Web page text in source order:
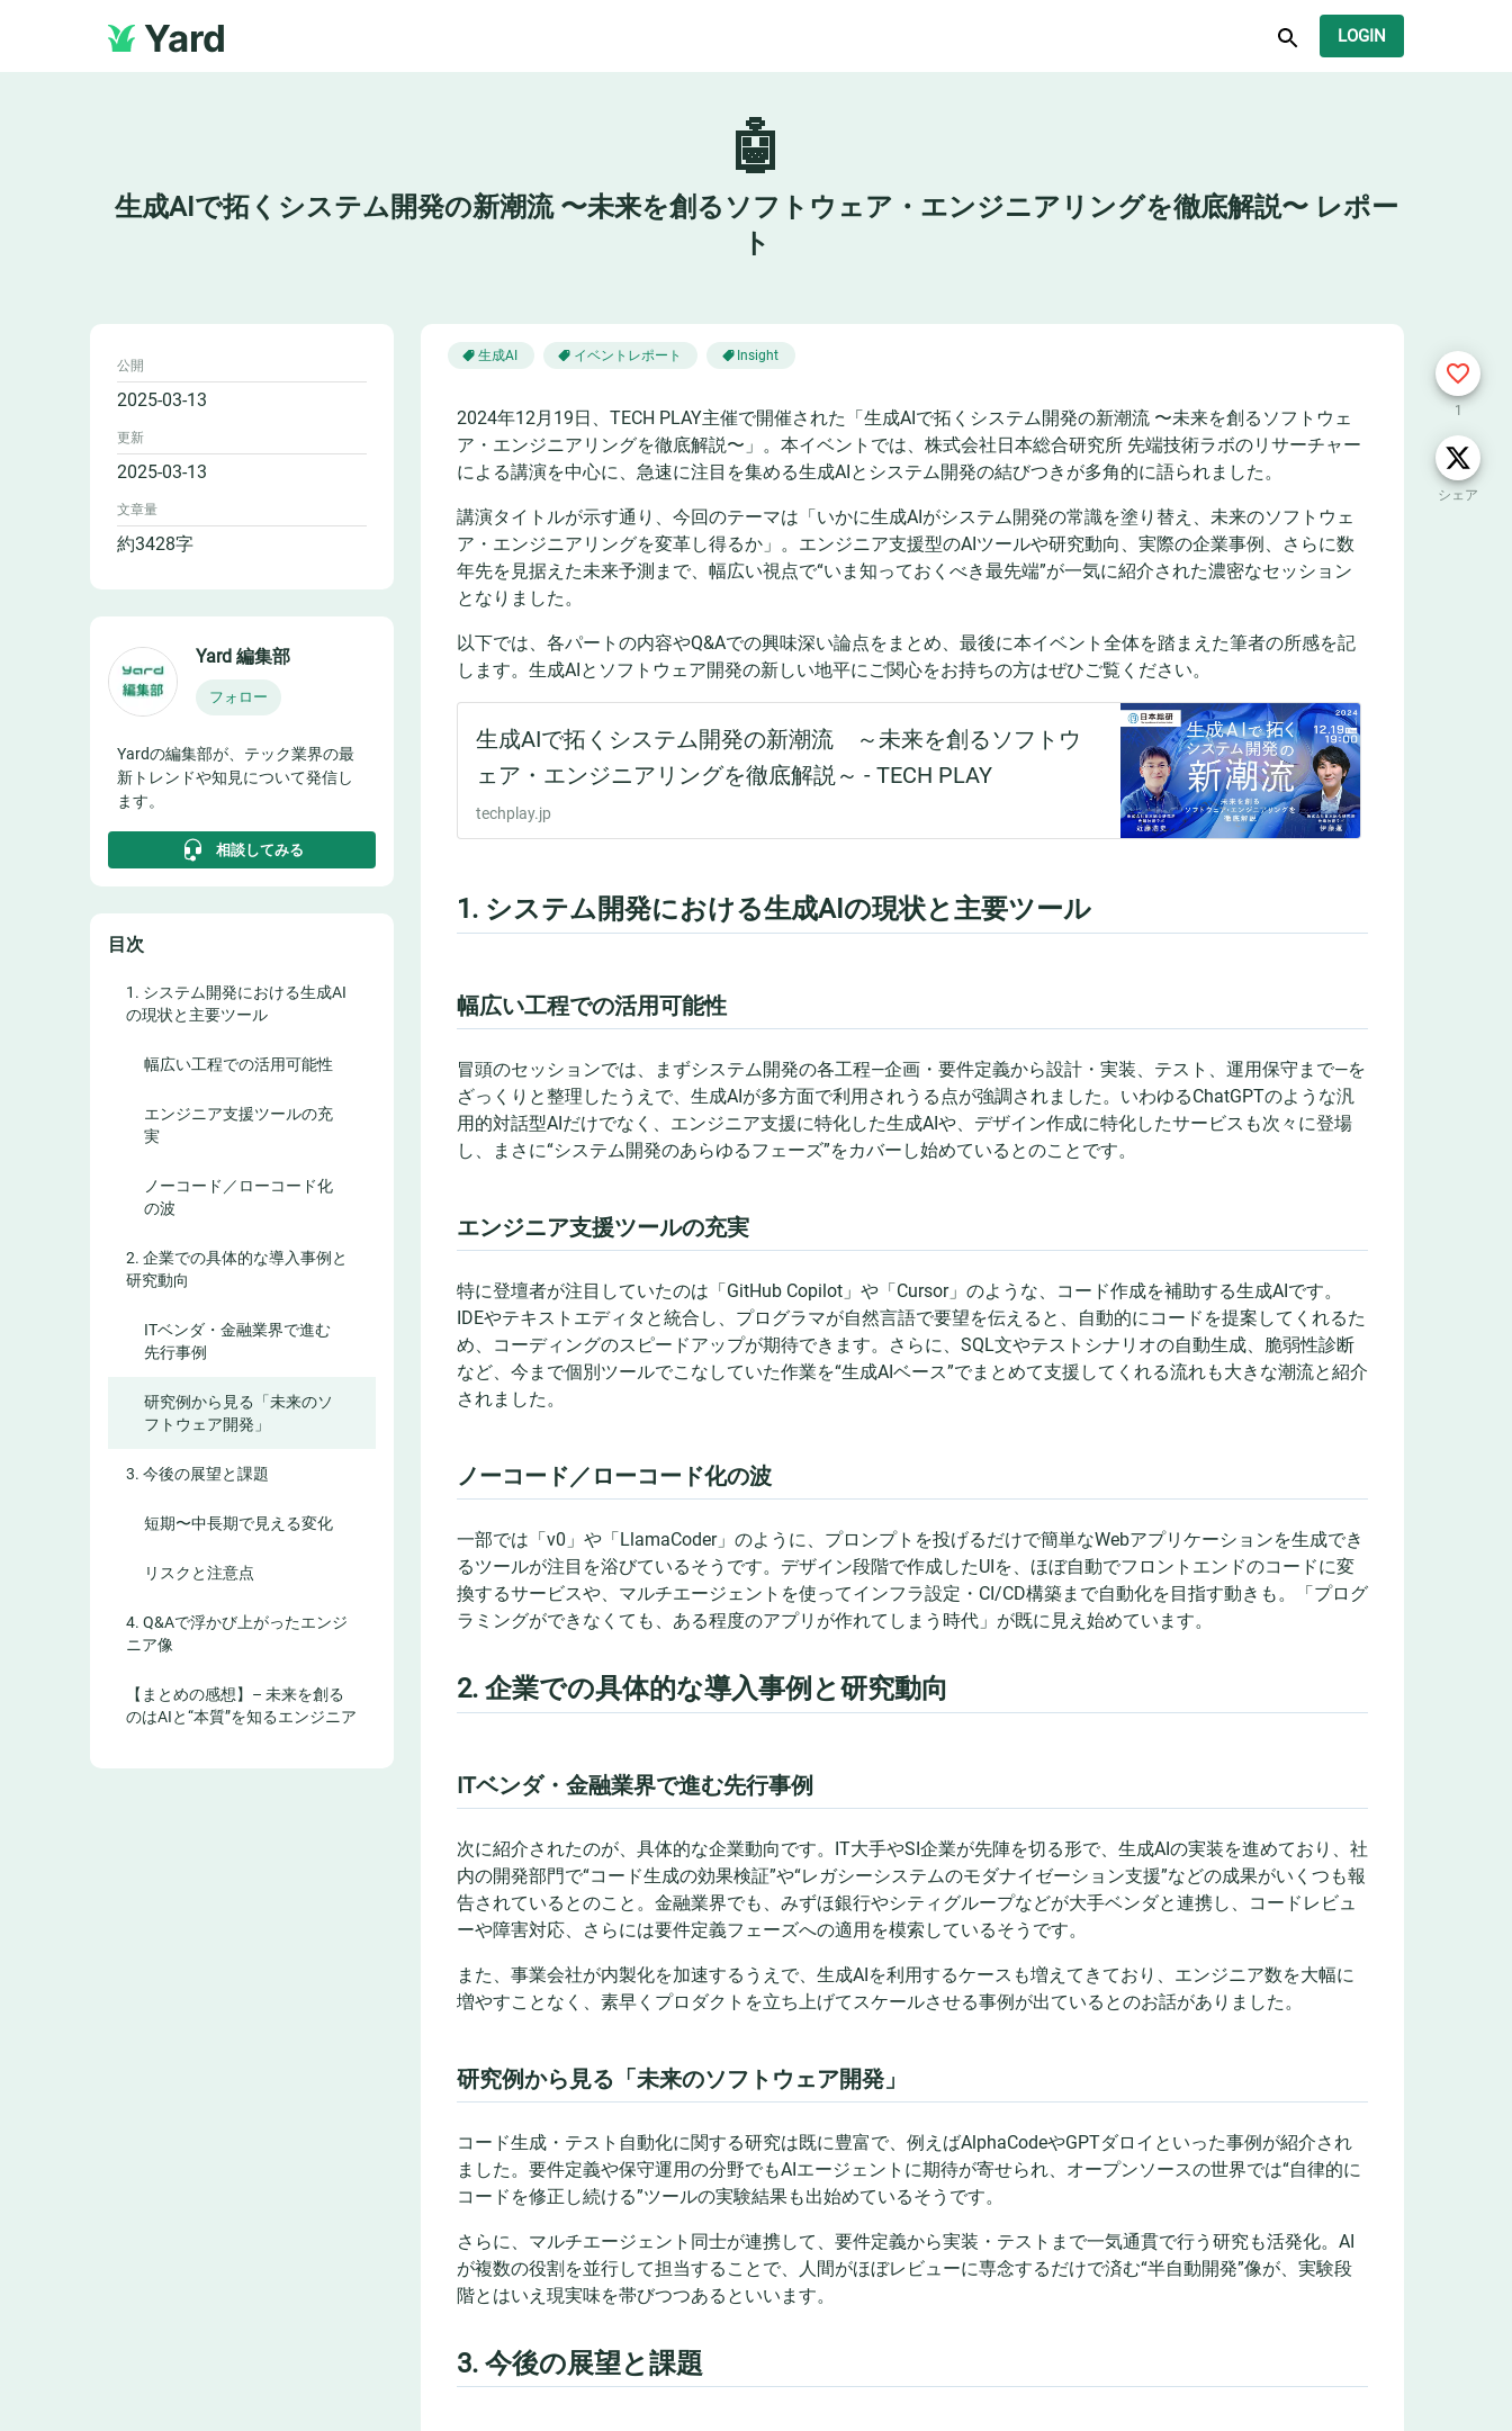
Yard LOGIN
🤖
生成AIで拓くシステム開発の新潮流 〜未来を創るソフトウェア・エンジニアリングを徹底解説〜 レポー
ト
公開
2025-03-13
更新
2025-03-13
文章量
約3428字
Yard 編集部
フォロー
Yardの編集部が、テック業界の最
新トレンドや知見について発信し
ます。
相談してみる
目次
1. システム開発における生成AI
の現状と主要ツール
幅広い工程での活用可能性
エンジニア支援ツールの充
実
ノーコード／ローコード化
の波
2. 企業での具体的な導入事例と
研究動向
ITベンダ・金融業界で進む
先行事例
研究例から見る「未来のソ
フトウェア開発」
3. 今後の展望と課題
短期〜中長期で見える変化
リスクと注意点
4. Q&Aで浮かび上がったエンジ
ニア像
【まとめの感想】– 未来を創る
のはAIと“本質”を知るエンジニア
生成AI イベントレポート Insight
2024年12月19日、TECH PLAY主催で開催された「生成AIで拓くシステム開発の新潮流 〜未来を創るソフトウェ
ア・エンジニアリングを徹底解説〜」。本イベントでは、株式会社日本総合研究所 先端技術ラボのリサーチャー
による講演を中心に、急速に注目を集める生成AIとシステム開発の結びつきが多角的に語られました。
講演タイトルが示す通り、今回のテーマは「いかに生成AIがシステム開発の常識を塗り替え、未来のソフトウェ
ア・エンジニアリングを変革し得るか」。エンジニア支援型のAIツールや研究動向、実際の企業事例、さらに数
年先を見据えた未来予測まで、幅広い視点で“いま知っておくべき最先端”が一気に紹介された濃密なセッション
となりました。
以下では、各パートの内容やQ&Aでの興味深い論点をまとめ、最後に本イベント全体を踏まえた筆者の所感を記
します。生成AIとソフトウェア開発の新しい地平にご関心をお持ちの方はぜひご覧ください。
1. システム開発における生成AIの現状と主要ツール
幅広い工程での活用可能性
冒頭のセッションでは、まずシステム開発の各工程—企画・要件定義から設計・実装、テスト、運用保守まで—を
ざっくりと整理したうえで、生成AIが多方面で利用されうる点が強調されました。いわゆるChatGPTのような汎
用的対話型AIだけでなく、エンジニア支援に特化した生成AIや、デザイン作成に特化したサービスも次々に登場
し、まさに“システム開発のあらゆるフェーズ”をカバーし始めているとのことです。
エンジニア支援ツールの充実
特に登壇者が注目していたのは「GitHub Copilot」や「Cursor」のような、コード作成を補助する生成AIです。
IDEやテキストエディタと統合し、プログラマが自然言語で要望を伝えると、自動的にコードを提案してくれるた
め、コーディングのスピードアップが期待できます。さらに、SQL文やテストシナリオの自動生成、脆弱性診断
など、今まで個別ツールでこなしていた作業を“生成AIベース”でまとめて支援してくれる流れも大きな潮流と紹介
されました。
ノーコード／ローコード化の波
一部では「v0」や「LlamaCoder」のように、プロンプトを投げるだけで簡単なWebアプリケーションを生成でき
るツールが注目を浴びているそうです。デザイン段階で作成したUIを、ほぼ自動でフロントエンドのコードに変
換するサービスや、マルチエージェントを使ってインフラ設定・CI/CD構築まで自動化を目指す動きも。「プログ
ラミングができなくても、ある程度のアプリが作れてしまう時代」が既に見え始めています。
2. 企業での具体的な導入事例と研究動向
ITベンダ・金融業界で進む先行事例
次に紹介されたのが、具体的な企業動向です。IT大手やSI企業が先陣を切る形で、生成AIの実装を進めており、社
内の開発部門で“コード生成の効果検証”や“レガシーシステムのモダナイゼーション支援”などの成果がいくつも報
告されているとのこと。金融業界でも、みずほ銀行やシティグループなどが大手ベンダと連携し、コードレビュ
ーや障害対応、さらには要件定義フェーズへの適用を模索しているそうです。
また、事業会社が内製化を加速するうえで、生成AIを利用するケースも増えてきており、エンジニア数を大幅に
増やすことなく、素早くプロダクトを立ち上げてスケールさせる事例が出ているとのお話がありました。
研究例から見る「未来のソフトウェア開発」
コード生成・テスト自動化に関する研究は既に豊富で、例えばAlphaCodeやGPTダロイといった事例が紹介され
ました。要件定義や保守運用の分野でもAIエージェントに期待が寄せられ、オープンソースの世界では“自律的に
コードを修正し続ける”ツールの実験結果も出始めているそうです。
さらに、マルチエージェント同士が連携して、要件定義から実装・テストまで一気通貫で行う研究も活発化。AI
が複数の役割を並行して担当することで、人間がほぼレビューに専念するだけで済む“半自動開発”像が、実験段
階とはいえ現実味を帯びつつあるといいます。
3. 今後の展望と課題
1
シェア